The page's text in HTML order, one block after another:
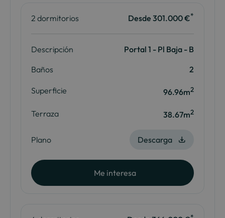
2 dormitorios Desde 301.000 €*
Descripción
Portal 1 - Pl Baja - B
Baños
2
Superficie 96.96m2
Terraza 38.67m2
Plano Descarga
Me interesa